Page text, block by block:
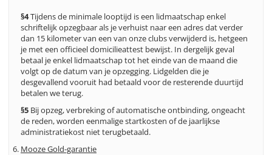
§4Tijdens de minimale looptijd is een lidmaatschap enkel
schriftelijk opzegbaar als je verhuist naar een adres dat verder
dan 15 kilometer van een van onze clubs verwijderd is, hetgeen
je met een officieel domicilieattest bewijst. In dergelijk geval
betaal je enkel lidmaatschap tot het einde van de maand die
volgt op de datum van je opzegging. Lidgelden die je
desgevallend vooruit had betaald voor de resterende duurtijd
betalen we terug.
§5 Bij opzeg, verbreking of automatische ontbinding, ongeacht
de reden, worden eenmalige startkosten of de jaarlijkse
administratiekost niet terugbetaald.
Mooze Gold-garantie